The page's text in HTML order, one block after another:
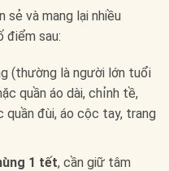
sẻ và mang lại nhiều
điểm sau:
(thường là người lớn tuổi
quần áo dài, chỉnh tề,
đùi, áo cộc tay, trang
1 tết, cần giữ tâm